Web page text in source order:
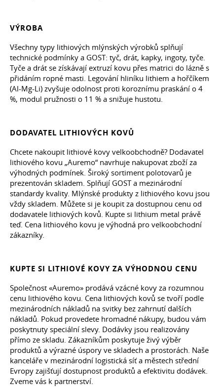
VÝROBA
Všechny typy lithiových mlýnských výrobků splňují
technické podmínky a GOST: tyč, drát, kapky, ingoty, tyče.
Tyče a drát se získávají extruzí kovu přes matrici do lázně s
přidáním ropné masti. Legování hliníku lithiem a hořčíkem
(Al-Mg-Li) zvyšuje odolnost proti koroznímu praskání o 4
%, modul pružnosti o 11 % a snižuje hustotu.
DODAVATEL LITHIOVÝCH KOVŮ
Chcete nakoupit lithiové kovy velkoobchodně? Dodavatel
lithiového kovu „Auremo“ navrhuje nakupovat zboží za
výhodných podmínek. Široký sortiment polotovarů je
prezentován skladem. Splňují GOST a mezinárodní
standardy kvality. Mlýnské produkty z lithiového kovu jsou
vždy skladem. Můžete si je koupit za dostupnou cenu od
dodavatele lithiových kovů. Kupte si lithium metal právě
teď. Cena lithiového kovu je výhodná pro velkoobchodní
zákazníky.
KUPTE SI LITHIOVÉ KOVY ZA VÝHODNOU CENU
Společnost «Auremo» prodává vzácné kovy za rozumnou
cenu lithiového kovu. Cena lithiových kovů se tvoří podle
mezinárodních nákladů na svitky bez zahrnutí dalších
nákladů. Pokud provedete hromadné nákupy, budou vám
poskytnuty speciální slevy. Dodávky jsou realizovány
přímo ze skladu. Zákazníkům poskytuje živý výběr
produktů a výrazné úspory ve skladech a prostorách. Naše
kanceláře v mezinárodní logistická síť a městech střední
Evropy zajišťují dostupnost produktů a efektivitu dodávek.
Zveme vás k partnerství.